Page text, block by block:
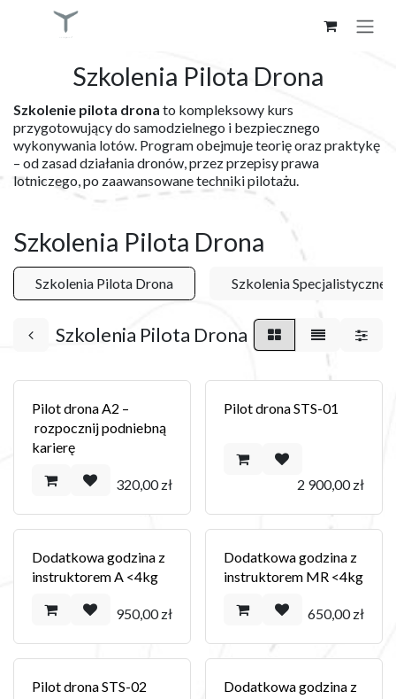
Skip to Content
Szkolenia Pilota Drona
Szkolenie pilota drona to kompleksowy kurs
przygotowujący do samodzielnego i bezpiecznego
wykonywania lotów. Program obejmuje teorię oraz praktykę
– od zasad działania dronów, przez przepisy prawa
lotniczego, po zaawansowane techniki pilotażu.
Szkolenia Pilota Drona
Szkolenia Pilota Drona Szkolenia Specjalistyczne
Szkolenia Pilota Drona
Pilot drona A2 –
rozpocznij podniebną
karierę
320,00zł
Pilot drona STS-01
2 900,00zł
Dodatkowa godzina z
instruktorem A <4kg
950,00zł
Dodatkowa godzina z
instruktorem MR <4kg
650,00zł
Pilot drona STS-02
Dodatkowa godzina z